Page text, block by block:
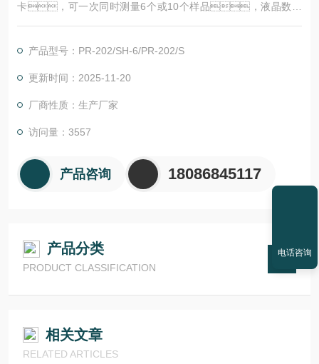
卡，可一次同时测量6个或10个样品，液晶数字
显示，自动恒温控制，标准反应温度38℃，标
成样品测量。
产品型号：PR-202/SH-6/PR-202/S
更新时间：2025-11-20
厂商性质：生产厂家
访问量：3557
产品咨询 18086845117
产品分类
PRODUCT CLASSIFICATION
相关文章
RELATED ARTICLES
电话咨询